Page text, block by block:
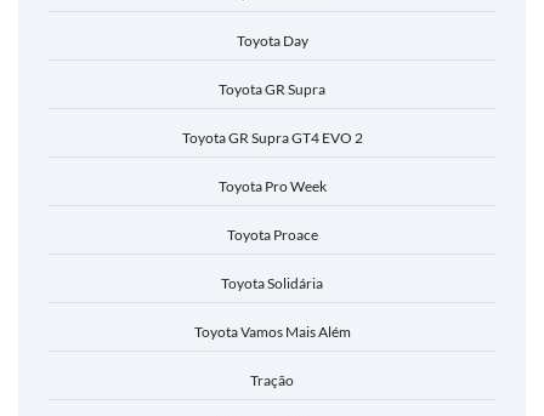
Toyota Day
Toyota GR Supra
Toyota GR Supra GT4 EVO 2
Toyota Pro Week
Toyota Proace
Toyota Solidária
Toyota Vamos Mais Além
Tração